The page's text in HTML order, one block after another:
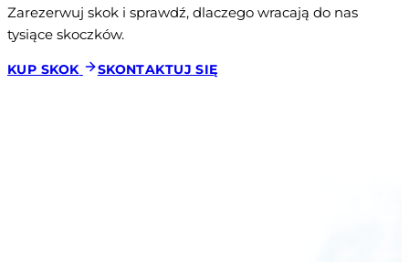
Zarezerwuj skok i sprawdź, dlaczego wracają do nas
tysiące skoczków.
KUP SKOK SKONTAKTUJ SIĘ